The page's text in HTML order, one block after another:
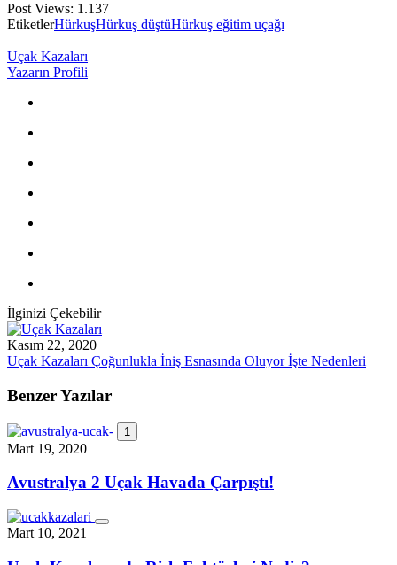
Post Views: 1.137
EtiketlerHürkuşHürkuş düştüHürkuş eğitim uçağı
Uçak Kazaları
Yazarın Profili
İlginizi Çekebilir
Kasım 22, 2020
Uçak Kazaları Çoğunlukla İniş Esnasında Oluyor İşte Nedenleri
Benzer Yazılar
1
Mart 19, 2020
Avustralya 2 Uçak Havada Çarpıştı!
Mart 10, 2021